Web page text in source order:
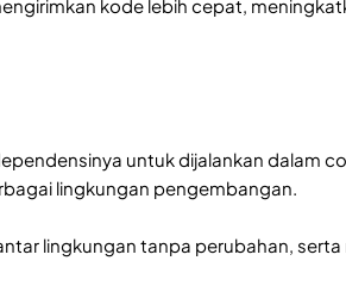
kode lebih cepat,
untuk dijalankan dalam
lingkungan pengembangan.
lingkungan tanpa perubahan,